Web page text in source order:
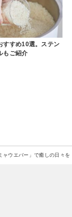
すすめ10選。ステン
もご紹介
ャウエバー」で癒しの日々を